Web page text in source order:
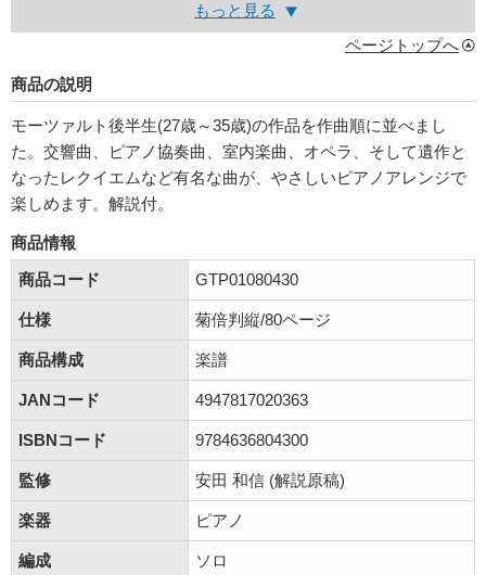
もっと見る
ページトップへ
商品の説明
モーツァルト後半生(27歳～35歳)の作品を作曲順に並べまし
た。交響曲、ピアノ協奏曲、室内楽曲、オペラ、そして遺作と
なったレクイエムなど有名な曲が、やさしいピアノアレンジで
楽しめます。解説付。
商品情報
商品コード
GTP01080430
仕様 菊倍判縦/80ページ
商品構成 楽譜
JANコード 4947817020363
ISBNコード 9784636804300
監修 安田 和信 (解説原稿)
楽器 ピアノ
編成 ソロ